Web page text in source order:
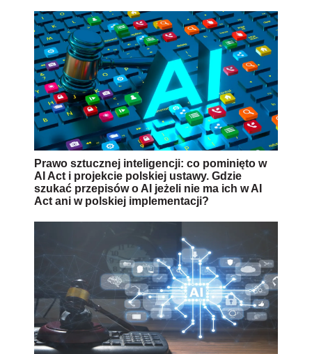
Prawo sztucznej inteligencji: co pominięto w
AI Act i projekcie polskiej ustawy. Gdzie
szukać przepisów o AI jeżeli nie ma ich w AI
Act ani w polskiej implementacji?